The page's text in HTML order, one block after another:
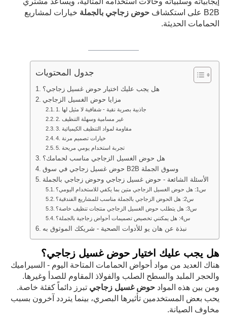
B2B على استكشاف
حوض زجاجي بالجملة خيارات لمشاريع
الحمامات الحديثة.
جدول المحتويات
هل يجب عليك اختيار حوض غسيل زجاجي؟
مزايا حوض الغسيل الزجاجي
1. جاذبية بصرية نقية - شفافية لا مثيل لها
2. غير مسامية وسهلة التنظيف
3. مقاومة لمواد التنظيف الكيميائية
4. خيارات تصميم مرنة
5. تجربة استخدام يومي مريحة
هل حوض الغسيل الزجاجي مناسب لحمامك؟
حوض غسيل زجاجي في سوق B2B وسوق الجملة
الأسئلة الشائعة - حوض غسيل زجاجي وحوض زجاجي بالجملة
س1: هل حوض الغسيل الزجاجي متين بما يكفي للاستخدام اليومي؟
س2: هل الحوض الزجاجي بالجملة مناسب للمشاريع الفندقية؟
س3: هل يتطلب حوض الغسيل الزجاجي منتجات تنظيف خاصة؟
س4: هل يمكنني تخصيص تصميمات أحواض زجاجية بالجملة؟
نبذة عن هان يو للأدوات الصحية - شريكك الموثوق به
هل يجب عليك اختيار حوض غسيل زجاجي؟
هناك العديد من مواد أحواض الحمامات المتاحة اليوم - السيراميك
والحجر الملبد والسطح الصلب والفولاذ المقاوم للصدأ وغيرها.
ومن بين هذه المواد حوض غسيل زجاجي تبرز دائماً كفئة خاصة.
يحب بعض المستخدمين تأثيرها البصري، بينما يتردد آخرون بسبب
مخاوف الصيانة.